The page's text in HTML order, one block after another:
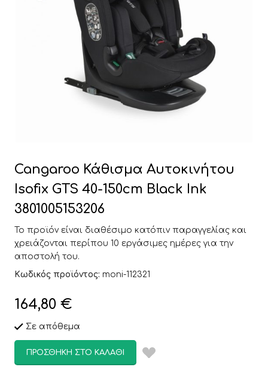
Cangaroo Κάθισμα Αυτοκινήτου
Isofix GTS 40-150cm Black Ink
3801005153206
Το προϊόν είναι διαθέσιμο κατόπιν παραγγελίας και
χρειάζονται περίπου 10 εργάσιμες ημέρες για την
αποστολή του.
Κωδικός προϊόντος: moni-112321
164,80 €
Σε απόθεμα
ΠΡΟΣΘΉΚΗ ΣΤΟ ΚΑΛΆΘΙ